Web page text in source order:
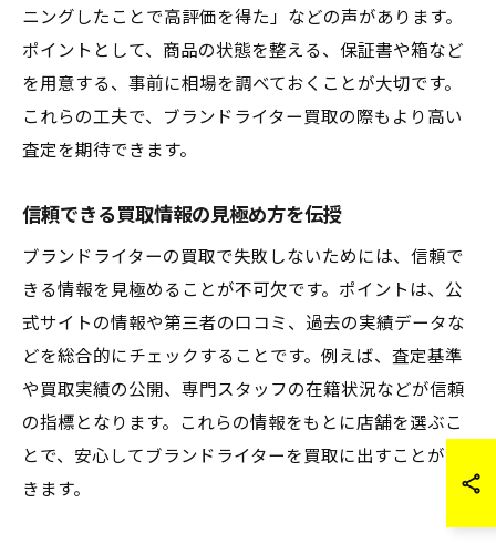
ニングしたことで高評価を得た」などの声があります。
ポイントとして、商品の状態を整える、保証書や箱など
を用意する、事前に相場を調べておくことが大切です。
これらの工夫で、ブランドライター買取の際もより高い
査定を期待できます。
信頼できる買取情報の見極め方を伝授
ブランドライターの買取で失敗しないためには、信頼で
きる情報を見極めることが不可欠です。ポイントは、公
式サイトの情報や第三者の口コミ、過去の実績データな
どを総合的にチェックすることです。例えば、査定基準
や買取実績の公開、専門スタッフの在籍状況などが信頼
の指標となります。これらの情報をもとに店舗を選ぶこ
とで、安心してブランドライターを買取に出すことがで
きます。